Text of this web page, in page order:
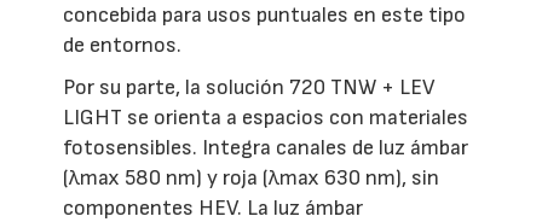
concebida para usos puntuales en este tipo
de entornos.
Por su parte, la solución 720 TNW + LEV
LIGHT se orienta a espacios con materiales
fotosensibles. Integra canales de luz ámbar
(λmax 580 nm) y roja (λmax 630 nm), sin
componentes HEV. La luz ámbar